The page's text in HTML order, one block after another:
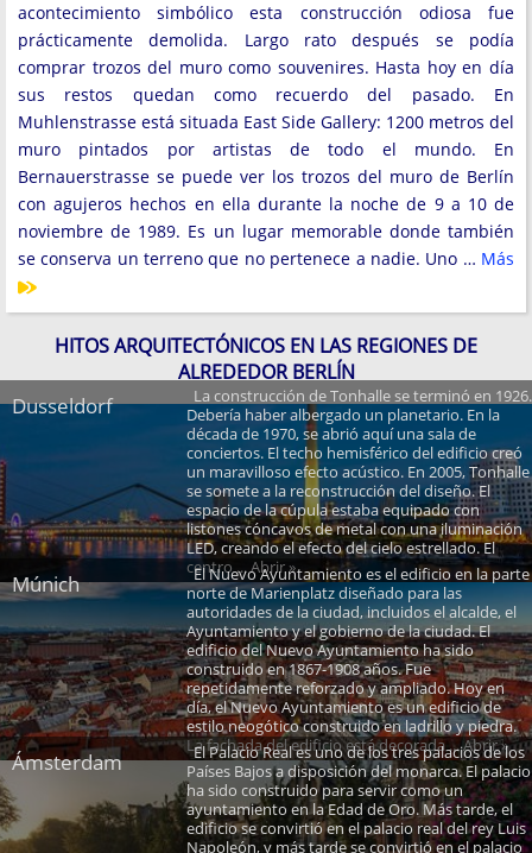
acontecimiento simbólico esta construcción odiosa fue
prácticamente demolida. Largo rato después se podía
comprar trozos del muro como souvenires. Hasta hoy en día
sus restos quedan como recuerdo del pasado. En
Muhlenstrasse está situada East Side Gallery: 1200 metros del
muro pintados por artistas de todo el mundo. En
Bernauerstrasse se puede ver los trozos del muro de Berlín
con agujeros hechos en ella durante la noche de 9 a 10 de
noviembre de 1989. Es un lugar memorable donde también
se conserva un terreno que no pertenece a nadie. Uno … Más
HITOS ARQUITECTÓNICOS EN LAS REGIONES DE
ALREDEDOR BERLÍN
Dusseldorf
La construcción de Tonhalle se terminó en 1926.
Debería haber albergado un planetario. En la
década de 1970, se abrió aquí una sala de
conciertos. El techo hemisférico del edificio creó
un maravilloso efecto acústico. En 2005, Tonhalle
se somete a la reconstrucción del diseño. El
espacio de la cúpula estaba equipado con
listones cóncavos de metal con una iluminación
LED, creando el efecto del cielo estrellado. El
centro ... Abrir »
Múnich
El Nuevo Ayuntamiento es el edificio en la parte
norte de Marienplatz diseñado para las
autoridades de la ciudad, incluidos el alcalde, el
Ayuntamiento y el gobierno de la ciudad. El
edificio del Nuevo Ayuntamiento ha sido
construido en 1867-1908 años. Fue
repetidamente reforzado y ampliado. Hoy en
día, el Nuevo Ayuntamiento es un edificio de
estilo neogótico construido en ladrillo y piedra.
La fachada del edificio está decorada ... Abrir »
Ámsterdam
El Palacio Real es uno de los tres palacios de los
Países Bajos a disposición del monarca. El palacio
ha sido construido para servir como un
ayuntamiento en la Edad de Oro. Más tarde, el
edificio se convirtió en el palacio real del rey Luis
Napoleón, y más tarde se convirtió en el palacio